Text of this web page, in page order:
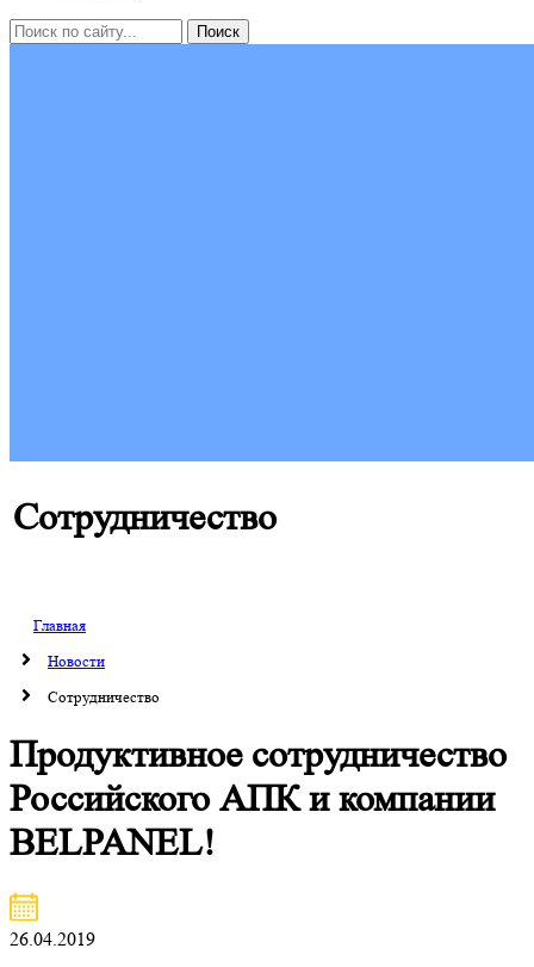
Cотрудничество
Главная
Новости
Cотрудничество
Продуктивное сотрудничество
Российского АПК и компании
BELPANEL!
26.04.2019